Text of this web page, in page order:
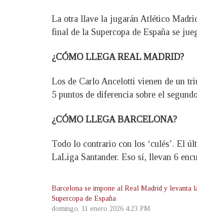
La otra llave la jugarán Atlético
final de la Supercopa de España se
¿CÓMO LLEGA REAL MADRID?
Los de Carlo Ancelotti vienen de un
5 puntos de diferencia sobre el
¿CÓMO LLEGA BARCELONA?
Todo lo contrario con los ‘culés’. El
LaLiga Santander. Eso sí, llevan 6
Barcelona se impone al Real Madrid y levanta
Supercopa de España
domingo, 11 enero 2026 4:23 PM